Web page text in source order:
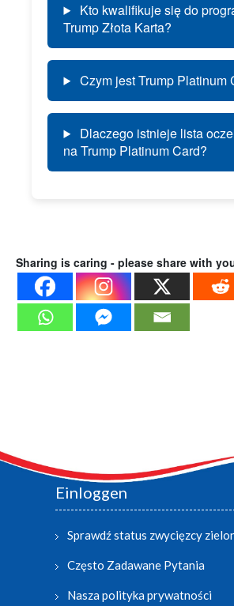
Kto kwalifikuje się do
Trump Złota Karta?
Czym jest Trump Platinum
Dlaczego istnieje lista
na Trump Platinum Card?
Sharing is caring - please share with
Einloggen
Sprawdź status zwycięzcy
Często Zadawane Pytania
Nasza polityka prywatności